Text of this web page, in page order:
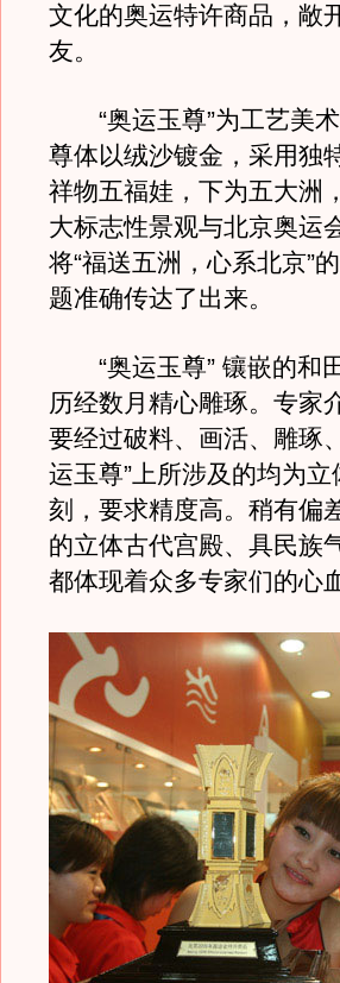
文化的奥运特许商品，敞
友。
“奥运玉尊”为工艺美术
尊体以绒沙镀金，采用独
祥物五福娃，下为五大洲
大标志性景观与北京奥运
将“福送五洲，心系北京”
题准确传达了出来。
“奥运玉尊” 镶嵌的和
历经数月精心雕琢。专家
要经过破料、画活、雕琢
运玉尊”上所涉及的均为
刻，要求精度高。稍有偏
的立体古代宫殿、具民族
都体现着众多专家们的心